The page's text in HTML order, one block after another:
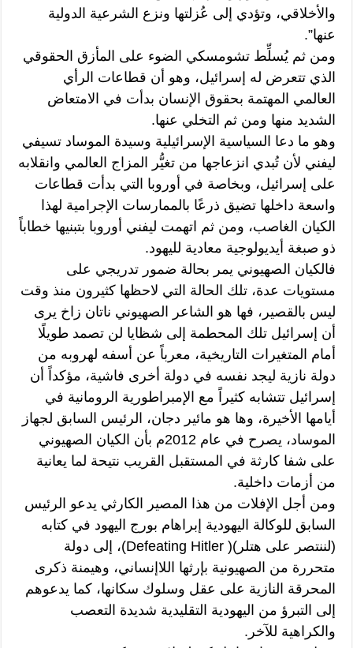
والأخلاقي، وتؤدي إلى عُزلتها ونزع الشرعية الدولية
عنها”.
ومن ثم يُسلِّط تشومسكي الضوء على المأزق الحقوقي
الذي تتعرض له إسرائيل، وهو أن قطاعات الرأي
العالمي المهتمة بحقوق الإنسان بدأت في الامتعاض
الشديد منها ومن ثم التخلي عنها.
وهو ما دعا السياسية الإسرائيلية وسيدة الموساد تسيفي
ليفني لأن تُبدي انزعاجها من تغيُّر المزاج العالمي وانقلابه
على إسرائيل، وبخاصة في أوروبا التي بدأت قطاعات
واسعة داخلها تضيق ذرعًا بالممارسات الإجرامية لهذا
الكيان الغاصب، ومن ثم اتهمت ليفني أوروبا بتبنيها خطاباً
ذو صبغة أيديولوجية معادية لليهود.
فالكيان الصهيوني يمر بحالة ضمور تدريجي على
مستويات عدة، تلك الحالة التي لاحظها كثيرون منذ وقت
ليس بالقصير، فها هو الشاعر الصهيوني ناتان زاخ يرى
أن إسرائيل تلك المحطمة إلى شظايا لن تصمد طويلًا
أمام المتغيرات التاريخية، معرباً عن أسفه لهروبه من
دولة نازية ليجد نفسه في دولة أخرى فاشية، مؤكداً أن
إسرائيل تتشابه كثيراً مع الإمبراطورية الرومانية في
أيامها الأخيرة، وها هو مائير دجان، الرئيس السابق لجهاز
الموساد، يصرح في عام 2012م بأن الكيان الصهيوني
على شفا كارثة في المستقبل القريب نتيحة لما يعانية
من أزمات داخلية.
ومن أجل الإفلات من هذا المصير الكارثي يدعو الرئيس
السابق للوكالة اليهودية إبراهام بورج اليهود في كتابه
(لننتصر على هتلر)( Defeating Hitler)، إلى دولة
متحررة من الصهيونية بإرثها اللاإنساني، وهيمنة ذكرى
المحرقة النازية على عقل وسلوك سكانها، كما يدعوهم
إلى التبرؤ من اليهودية التقليدية شديدة التعصب
والكراهية للآخر.